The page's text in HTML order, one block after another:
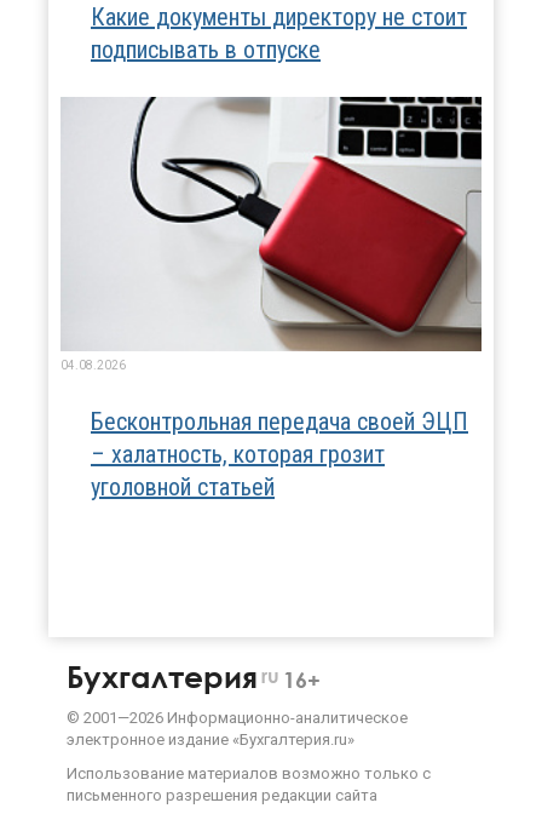
Какие документы директору не стоит
подписывать в отпуске
04.08.2026
Бесконтрольная передача своей ЭЦП
– халатность, которая грозит
уголовной статьей
Бухгалтерия ru 16+
© 2001—2026 Информационно-аналитическое
электронное издание «Бухгалтерия.ru»
Использование материалов возможно только с
письменного разрешения редакции сайта